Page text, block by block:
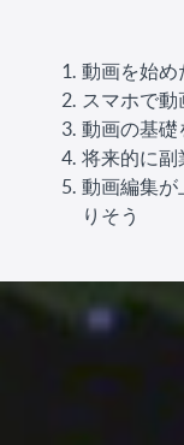
動画を始め
スマホで
動画の基礎
将来的に副
動画編集が
りそう